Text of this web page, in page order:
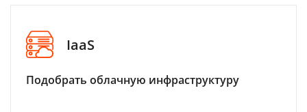
IaaS
Подобрать облачную инфраструктуру